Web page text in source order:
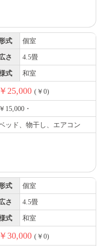
式 個室
さ 4.5畳
式 和室
￥25,000 (￥0)
￥15,000・
ッド、物干し、エアコン
式 個室
さ 4.5畳
式 和室
￥30,000 (￥0)